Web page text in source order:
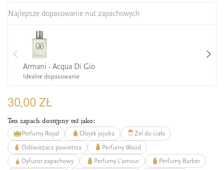
Najlepsze dopasowanie nut zapachowych
Armani - Acqua Di Gio
Idealne dopasowanie
30,00 ZŁ
Ten zapach dostępny też jako:
Perfumy Royal Olejek jojoba
Żel do ciała
Odświeżacz powietrza
Perfumy Wood
Dyfuzor zapachowy
Perfumy L'amour
Perfumy Barber